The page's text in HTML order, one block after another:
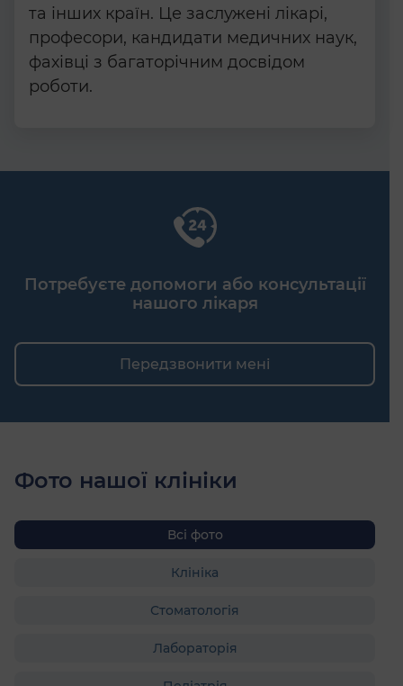
та інших країн. Це заслужені лікарі,
професори, кандидати медичних наук,
фахівці з багаторічним досвідом
роботи.
Потребуєте допомоги або консультації
нашого лікаря
Передзвонити мені
Фото нашої клініки
Всі фото
Клініка
Стоматологія
Лабораторія